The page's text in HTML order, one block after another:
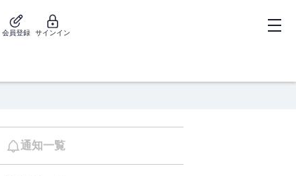
会員登録 サインイン
通知一覧